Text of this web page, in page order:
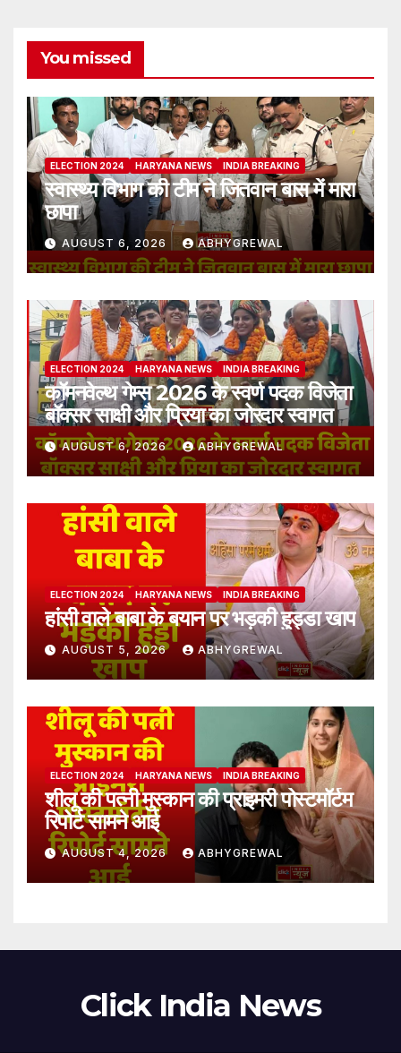
You missed
ELECTION 2024 HARYANA NEWS INDIA BREAKING
स्वास्थ्य विभाग की टीम ने जितवान बास में मारा
छापा
AUGUST 6, 2026 ABHYGREWAL
ELECTION 2024 HARYANA NEWS INDIA BREAKING
कॉमनवेल्थ गेम्स 2026 के स्वर्ण पदक विजेता
बॉक्सर साक्षी और प्रिया का जोरदार स्वागत
AUGUST 6, 2026 ABHYGREWAL
ELECTION 2024 HARYANA NEWS INDIA BREAKING
हांसी वाले बाबा के बयान पर भड़की हुड्डा खाप
AUGUST 5, 2026 ABHYGREWAL
ELECTION 2024 HARYANA NEWS INDIA BREAKING
शीलू की पत्नी मुस्कान की प्राइमरी पोस्टमॉर्टम
रिपोर्ट सामने आई
AUGUST 4, 2026 ABHYGREWAL
Click India News